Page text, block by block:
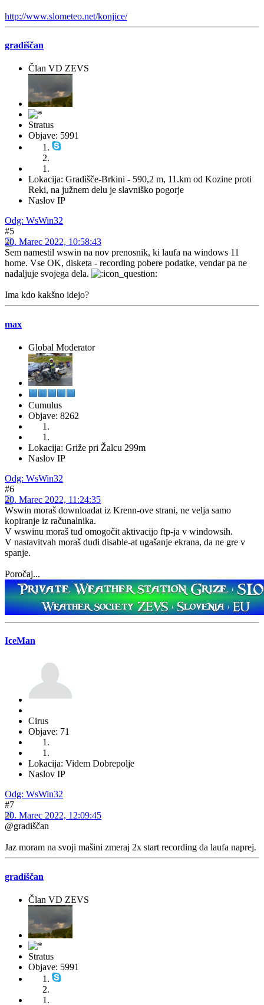
http://www.slometeo.net/konjice/
gradiščan
Član VD ZEVS
Stratus
Objave: 5991
Lokacija: Gradišče-Brkini - 590,2 m, 11.km od Kozine proti
Reki, na južnem delu je slavniško pogorje
Naslov IP
Odg: WsWin32
#5
20. Marec 2022, 10:58:43
Sem namestil wswin na nov prenosnik, ki laufa na windows 11
home. Vse OK, disketa - recording pobere podatke, vendar pa ne
nadaljuje svojega dela.
Ima kdo kakšno idejo?
max
Global Moderator
Cumulus
Objave: 8262
Lokacija: Griže pri Žalcu 299m
Naslov IP
Odg: WsWin32
#6
20. Marec 2022, 11:24:35
Wswin moraš downloadat iz Krenn-ove strani, ne velja samo
kopiranje iz računalnika.
V wswinu moraš tud omogočit aktivacijo ftp-ja v windowsih.
V nastavitvah moraš dudi disable-at ugašanje ekrana, da ne gre v
spanje.
Poročaj...
IceMan
Cirus
Objave: 71
Lokacija: Videm Dobrepolje
Naslov IP
Odg: WsWin32
#7
20. Marec 2022, 12:09:45
@gradiščan
Jaz moram na svoji mašini zmeraj 2x start recording da laufa naprej.
gradiščan
Član VD ZEVS
Stratus
Objave: 5991